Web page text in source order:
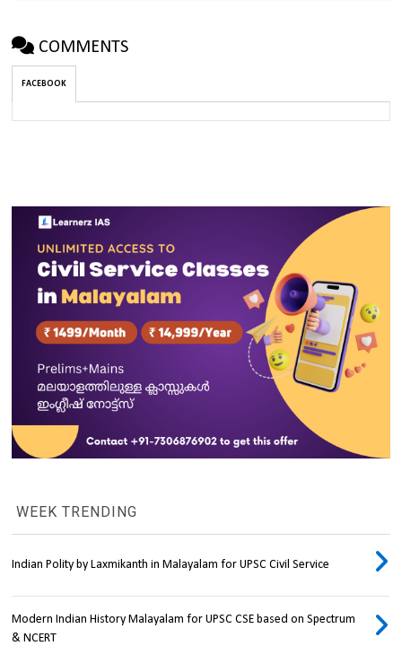
COMMENTS
FACEBOOK
WEEK TRENDING
Indian Polity by Laxmikanth in Malayalam for UPSC Civil Service
Modern Indian History Malayalam for UPSC CSE based on Spectrum
& NCERT